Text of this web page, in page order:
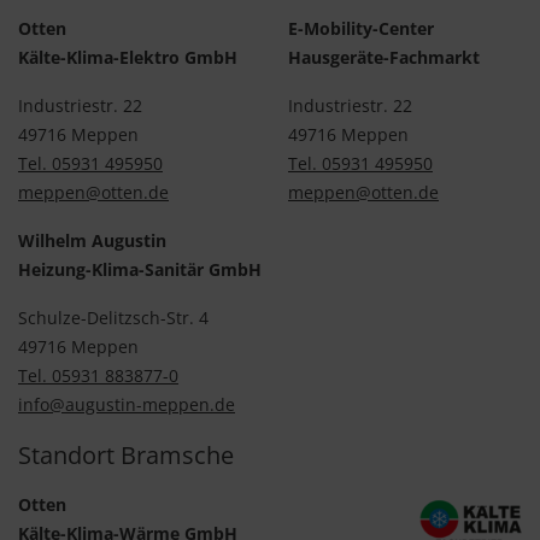
Otten
Kälte-Klima-Elektro GmbH
Industriestr. 22
49716 Meppen
Tel. 05931 495950
meppen@otten.de
E-Mobility-Center
Hausgeräte-Fachmarkt
Industriestr. 22
49716 Meppen
Tel. 05931 495950
meppen@otten.de
Wilhelm Augustin
Heizung-Klima-Sanitär GmbH
Schulze-Delitzsch-Str. 4
49716 Meppen
Tel. 05931 883877-0
info@augustin-meppen.de
Standort Bramsche
Otten
Kälte-Klima-Wärme GmbH